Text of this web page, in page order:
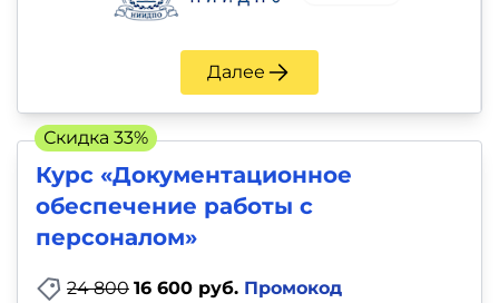
Далее
Курс «Документационное
обеспечение работы с
персоналом»
24 800 16 600 руб. Промокод
Скидка 33%